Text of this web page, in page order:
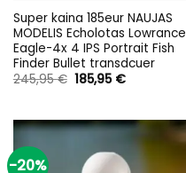
Super kaina 185eur NAUJAS
MODELIS Echolotas Lowrance
Eagle-4x 4 IPS Portrait Fish
Finder Bullet transdcuer
245,95€ Original
price
185,95 €Current
-20%